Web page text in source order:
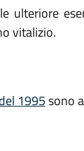
ulteriore
vitalizio.
1995sono